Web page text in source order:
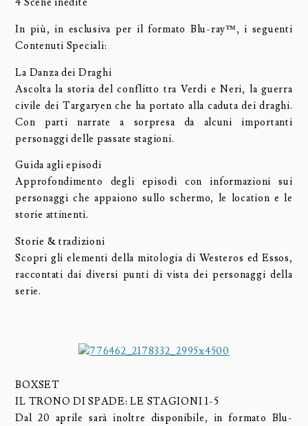
4 Scene inedite
In più, in esclusiva per il formato Blu-ray™, i seguenti
Contenuti Speciali:
La Danza dei Draghi
Ascolta la storia del conflitto tra Verdi e Neri, la guerra
civile dei Targaryen che ha portato alla caduta dei draghi.
Con parti narrate a sorpresa da alcuni importanti
personaggi delle passate stagioni.
Guida agli episodi
Approfondimento degli episodi con informazioni sui
personaggi che appaiono sullo schermo, le location e le
storie attinenti.
Storie & tradizioni
Scopri gli elementi della mitologia di Westeros ed Essos,
raccontati dai diversi punti di vista dei personaggi della
serie.
BOXSET
IL TRONO DI SPADE: LE STAGIONI 1-5
Dal 20 aprile sarà inoltre disponibile, in formato Blu-